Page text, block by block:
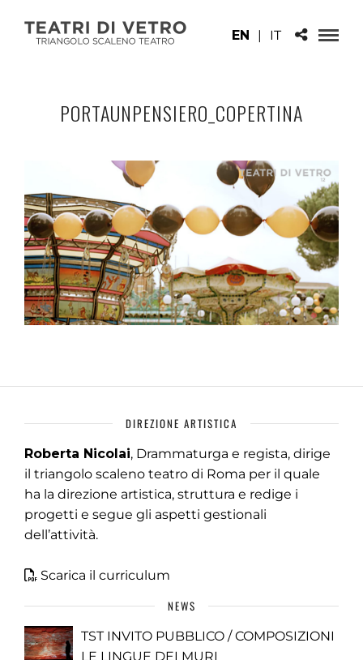
EN | IT
PORTAUNPENSIERO_COPERTINA
DIREZIONE ARTISTICA
Roberta Nicolai, Drammaturga e regista, dirige
il triangolo scaleno teatro di Roma per il quale
ha la direzione artistica, struttura e redige i
progetti e segue gli aspetti gestionali
dell’attività.
Scarica il curriculum
NEWS
TST INVITO PUBBLICO / COMPOSIZIONI
LE LINGUE DEI MURI